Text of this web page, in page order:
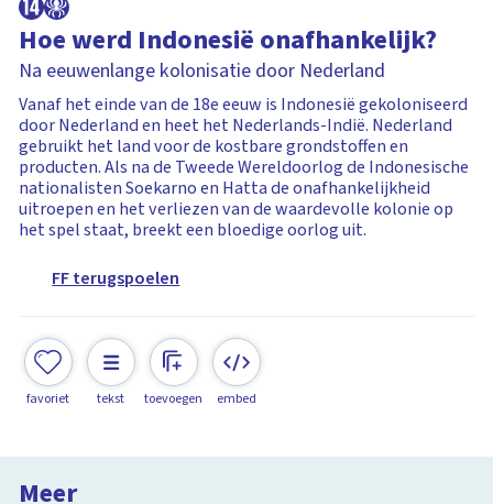
Hoe werd Indonesië onafhankelijk?
Na eeuwenlange kolonisatie door Nederland
Vanaf het einde van de 18e eeuw is Indonesië gekoloniseerd
door Nederland en heet het Nederlands-Indië. Nederland
gebruikt het land voor de kostbare grondstoffen en
producten. Als na de Tweede Wereldoorlog de Indonesische
nationalisten Soekarno en Hatta de onafhankelijkheid
uitroepen en het verliezen van de waardevolle kolonie op
het spel staat, breekt een bloedige oorlog uit.
FF terugspoelen
favoriet tekst toevoegen embed
Meer